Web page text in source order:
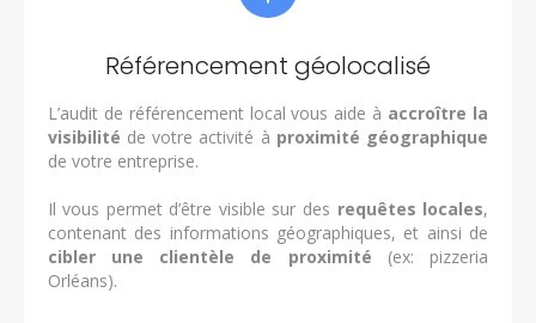
Référencement géolocalisé
L’audit de référencement local vous aide à accroître la
visibilité de votre activité à proximité géographique
de votre entreprise.
Il vous permet d’être visible sur des requêtes locales,
contenant des informations géographiques, et ainsi de
cibler une clientèle de proximité (ex: pizzeria
Orléans).